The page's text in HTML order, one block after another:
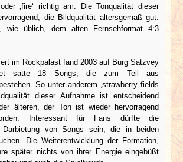
oder ‚fire‘ richtig am. Die Tonqualität dieser
die Bildqualität altersgemäß gut.
wie üblich, dem alten Fernsehformat 4:3
im Rockpalast fand 2003 auf Burg Satzvey
satte 18 Songs, die zum Teil aus
So unter anderem ‚strawberry fields
dieser Aufnahme ist entscheidend
älteren, der Ton ist wieder hervorragend
Interessant für Fans dürfte die
Darbietung von Songs sein, die in beiden
Die Weiterentwicklung der Formation,
später nichts von ihrer Energie eingebüßt